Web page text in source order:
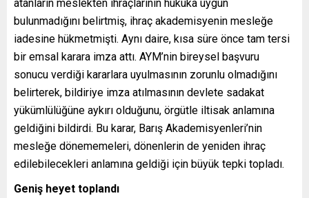
atanların meslekten ihraçlarının hukuka uygun
bulunmadığını belirtmiş, ihraç akademisyenin mesleğe
iadesine hükmetmişti. Aynı daire, kısa süre önce tam tersi
bir emsal karara imza attı. AYM’nin bireysel başvuru
sonucu verdiği kararlara uyulmasının zorunlu olmadığını
belirterek, bildiriye imza atılmasının devlete sadakat
yükümlülüğüne aykırı olduğunu, örgütle iltisak anlamına
geldiğini bildirdi. Bu karar, Barış Akademisyenleri’nin
mesleğe dönememeleri, dönenlerin de yeniden ihraç
edilebilecekleri anlamına geldiği için büyük tepki topladı.
Geniş heyet toplandı